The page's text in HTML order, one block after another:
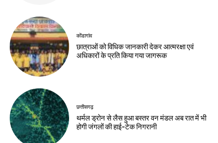
कोंडागांव
छात्राओं को विधिक जानकारी देकर आत्मरक्षा एवं
अधिकारों के प्रति किया गया जागरूक
छत्तीसगढ़
थर्मल ड्रोन से लैस हुआ बस्तर वन मंडल अब रात में भी
होगी जंगलों की हाई-टेक निगरानी